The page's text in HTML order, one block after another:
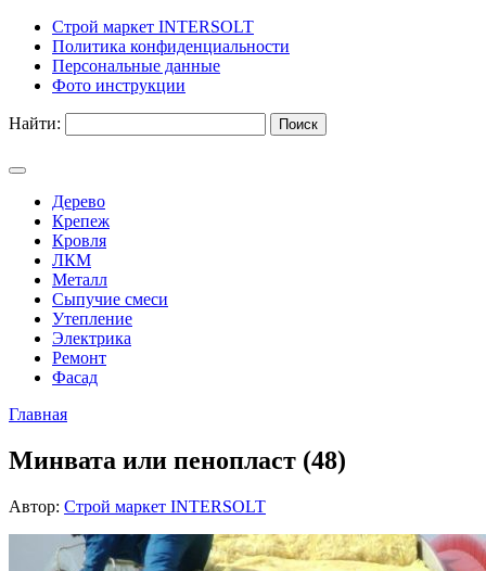
Строй маркет INTERSOLT
Политика конфиденциальности
Персональные данные
Фото инструкции
Найти:
Дерево
Крепеж
Кровля
ЛКМ
Металл
Сыпучие смеси
Утепление
Электрика
Ремонт
Фасад
Главная
Минвата или пенопласт (48)
Автор: Строй маркет INTERSOLT